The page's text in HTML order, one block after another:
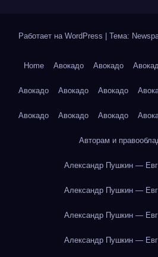
Работает на WordPress Тема:
Home Авокадо Авокадо
Авокадо Авокадо Авокадо
Авокадо Авокадо Авокадо
Авторам и
Александр Пушкин —
Александр Пушкин —
Александр Пушкин —
Александр Пушкин —